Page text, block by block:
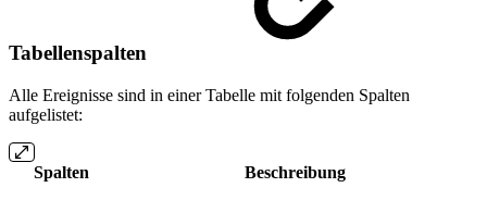
Tabellenspalten
Alle Ereignisse sind in einer Tabelle mit folgenden Spalten
aufgelistet:
Spalten Beschreibung